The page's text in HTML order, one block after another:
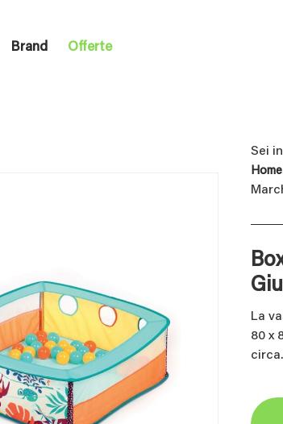
Brand Offerte
Sei
Home
La
80 x
circa.